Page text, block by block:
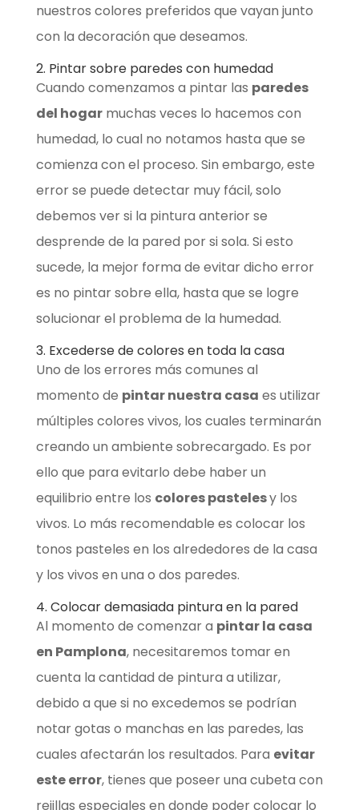
nuestros colores preferidos que vayan junto
con la decoración que deseamos.
2. Pintar sobre paredes con humedad
Cuando comenzamos a pintar las paredes
del hogarmuchas veces lo hacemos con
humedad, lo cual no notamos hasta que se
comienza con el proceso. Sin embargo, este
error se puede detectar muy fácil, solo
debemos ver si la pintura anterior se
desprende de la pared por si sola. Si esto
sucede, la mejor forma de evitar dicho error
es no pintar sobre ella, hasta que se logre
solucionar el problema de la humedad.
3. Excederse de colores en toda la casa
Uno de los errores más comunes al
momento de pintar nuestra casa es utilizar
múltiples colores vivos, los cuales terminarán
creando un ambiente sobrecargado. Es por
ello que para evitarlo debe haber un
equilibrio entre los colores pastelesy los
vivos. Lo más recomendable es colocar los
tonos pasteles en los alrededores de la casa
y los vivos en una o dos paredes.
4. Colocar demasiada pintura en la pared
Al momento de comenzar a pintar la casa
en Pamplona, necesitaremos tomar en
cuenta la cantidad de pintura a utilizar,
debido a que si no excedemos se podrían
notar gotas o manchas en las paredes, las
cuales afectarán los resultados. Para evitar
este error, tienes que poseer una cubeta con
rejillas especiales en donde poder colocar lo